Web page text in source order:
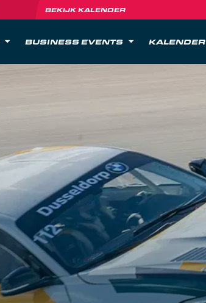
BEKIJK KALENDER
BUSINESS EVENTS KALENDER